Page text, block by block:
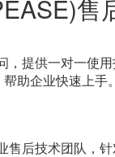
售
提供一对一使
助企业快速上
后技术团队，